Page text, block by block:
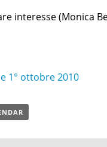
interesse (Monica
1° ottobre 2010